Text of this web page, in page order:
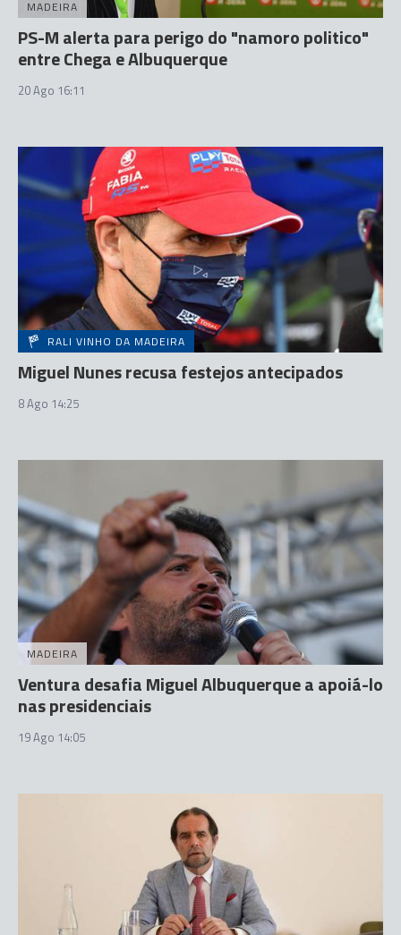
MADEIRA
PS-M alerta para perigo do "namoro politico"
entre Chega e Albuquerque
20 Ago 16:11
RALI VINHO DA MADEIRA
Miguel Nunes recusa festejos antecipados
8 Ago 14:25
MADEIRA
Ventura desafia Miguel Albuquerque a apoiá-lo
nas presidenciais
19 Ago 14:05